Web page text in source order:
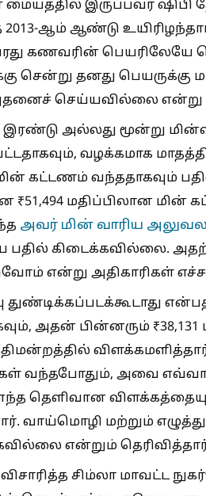
இருப்பவர்
2013-ஆம் ஆண்டு
கணவரின் பெயரிலேயே
சென்று தனது பெயருக்கு
செய்யவில்லை என்று
இரண்டு அல்லது மூன்று
வழக்கமாக
கட்டணம் வந்ததாகவும்
₹51,494 மதிப்பிலான
அவர் மின் வாரிய
பதில் கிடைக்கவில்லை.
என்று அதிகாரிகள்
அதன் பின்னரும்
வந்தபோதும், அவை
தெளிவான
வாய்மொழி மற்றும்
என்றும்
சிம்லா மாவட்ட